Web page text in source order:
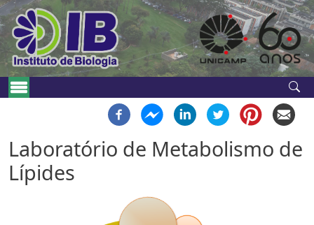
Pular para o conteúdo principal
Navegação principal
Laboratório de Metabolismo de
Lípides